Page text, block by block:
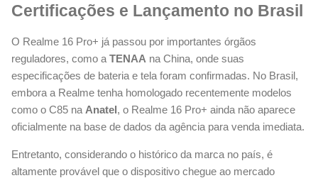
Certificações e Lançamento no Brasil
O Realme 16 Pro+ já passou por importantes órgãos
reguladores, como a TENAA na China, onde suas
especificações de bateria e tela foram confirmadas. No Brasil,
embora a Realme tenha homologado recentemente modelos
como o C85 na Anatel, o Realme 16 Pro+ ainda não aparece
oficialmente na base de dados da agência para venda imediata.
Entretanto, considerando o histórico da marca no país, é
altamente provável que o dispositivo chegue ao mercado